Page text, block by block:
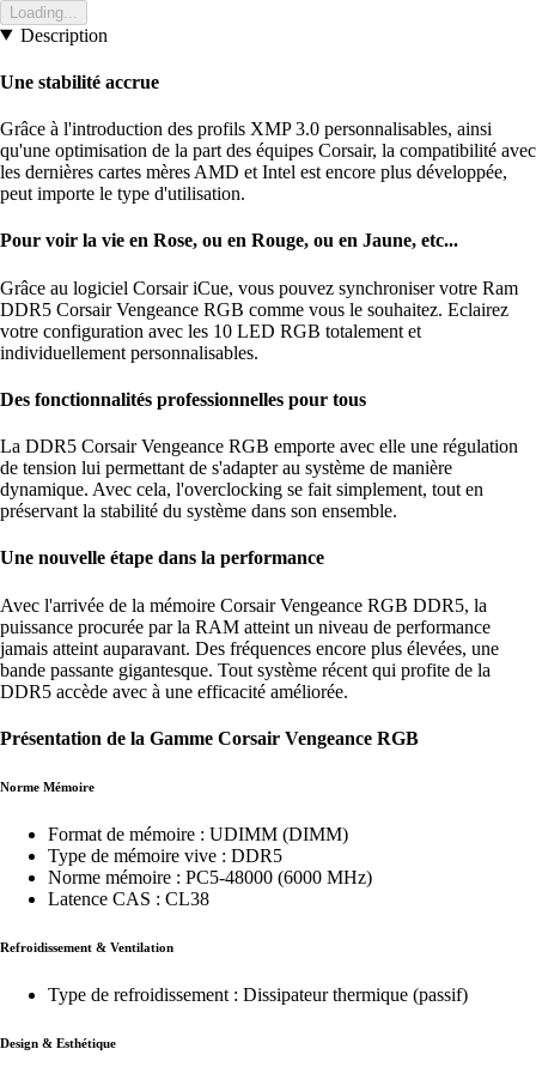
Loading...
Description
Une stabilité accrue
Grâce à l'introduction des profils XMP 3.0 personnalisables, ainsi
qu'une optimisation de la part des équipes Corsair, la compatibilité avec
les dernières cartes mères AMD et Intel est encore plus développée,
peut importe le type d'utilisation.
Pour voir la vie en Rose, ou en Rouge, ou en Jaune, etc...
Grâce au logiciel Corsair iCue, vous pouvez synchroniser votre Ram
DDR5 Corsair Vengeance RGB comme vous le souhaitez. Eclairez
votre configuration avec les 10 LED RGB totalement et
individuellement personnalisables.
Des fonctionnalités professionnelles pour tous
La DDR5 Corsair Vengeance RGB emporte avec elle une régulation
de tension lui permettant de s'adapter au système de manière
dynamique. Avec cela, l'overclocking se fait simplement, tout en
préservant la stabilité du système dans son ensemble.
Une nouvelle étape dans la performance
Avec l'arrivée de la mémoire Corsair Vengeance RGB DDR5, la
puissance procurée par la RAM atteint un niveau de performance
jamais atteint auparavant. Des fréquences encore plus élevées, une
bande passante gigantesque. Tout système récent qui profite de la
DDR5 accède avec à une efficacité améliorée.
Présentation de la Gamme Corsair Vengeance RGB
Norme Mémoire
Format de mémoire : UDIMM (DIMM)
Type de mémoire vive : DDR5
Norme mémoire : PC5-48000 (6000 MHz)
Latence CAS : CL38
Refroidissement & Ventilation
Type de refroidissement : Dissipateur thermique (passif)
Design & Esthétique